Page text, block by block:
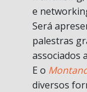
e
Será
palestras
associados
E o
diversos